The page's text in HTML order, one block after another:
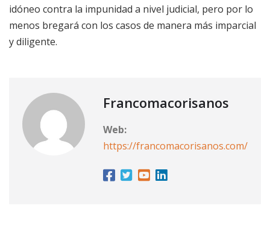
idóneo contra la impunidad a nivel judicial, pero por lo
menos bregará con los casos de manera más imparcial
y diligente.
Francomacorisanos
Web:
https://francomacorisanos.com/